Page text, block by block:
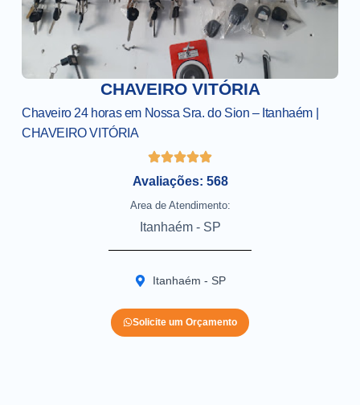
CHAVEIRO VITÓRIA
Chaveiro 24 horas em Nossa Sra. do Sion – Itanhaém |
CHAVEIRO VITÓRIA
Avaliações: 568
Area de Atendimento:
Itanhaém - SP
Itanhaém - SP
Solicite um Orçamento